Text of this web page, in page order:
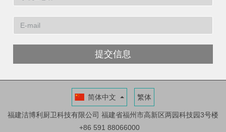
提交信息
简体中文 繁体
福建洁博利厨卫科技有限公司 福建省福州市高新区两园科技园3号楼
+86 591 88066000